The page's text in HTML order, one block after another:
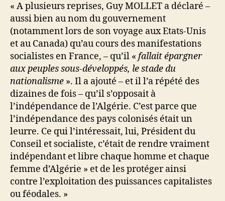
« A plusieurs reprises, Guy MOLLET a déclaré –
aussi bien au nom du gouvernement
(notamment lors de son voyage aux Etats-Unis
et au Canada) qu’au cours des manifestations
socialistes en France, – qu’il « fallait épargner
aux peuples sous-développés, le stade du
nationalisme ». Il a ajouté – et il l’a répété des
dizaines de fois – qu’il s’opposait à
l’indépendance de l’Algérie. C’est parce que
l’indépendance des pays colonisés était un
leurre. Ce qui l’intéressait, lui, Président du
Conseil et socialiste, c’était de rendre vraiment
indépendant et libre chaque homme et chaque
femme d’Algérie » et de les protéger ainsi
contre l’exploitation des puissances capitalistes
ou féodales. »